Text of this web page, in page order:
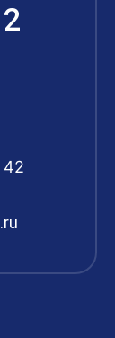
42